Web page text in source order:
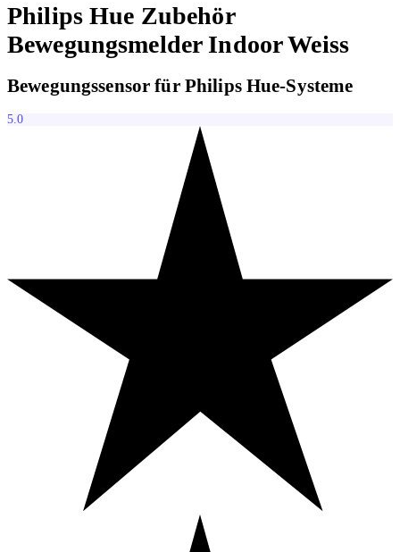
Philips Hue Zubehör
Bewegungsmelder Indoor Weiss
Bewegungssensor für Philips Hue-Systeme
5.0